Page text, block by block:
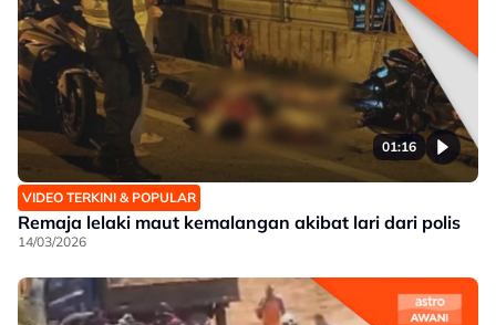
01:16
VIDEO TERKINI & POPULAR
Remaja lelaki maut kemalangan akibat lari dari polis
14/03/2026